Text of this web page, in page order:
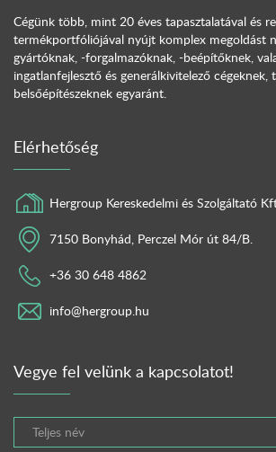
Cégünk több, mint 20 éves tapasztalatával és
termékportfóliójával nyújt komplex megoldást
gyártóknak, -forgalmazóknak, -beépítőknek,
ingatlanfejlesztő és generálkivitelező cégeknek,
belsőépítészeknek egyaránt.
Elérhetőség
Hergroup Kereskedelmi és Szolgáltató
7150 Bonyhád, Perczel Mór út 84/B.
+36 30 648 4862
info@hergroup.hu
Vegye fel velünk a kapcsolatot!